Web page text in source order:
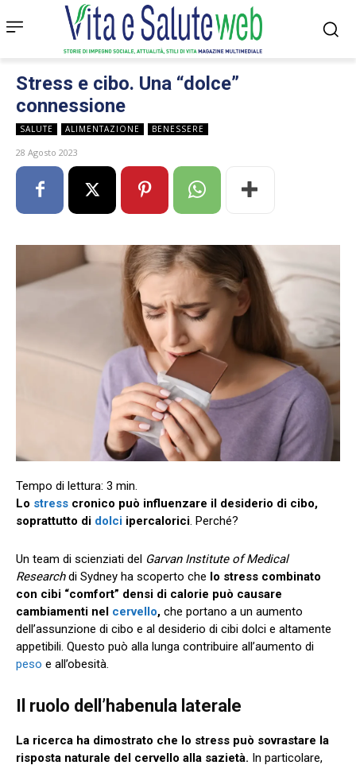
Stress e cibo. Una “dolce”
connessione
SALUTE ALIMENTAZIONE BENESSERE
28 Agosto 2023
Lo stress cronico può influenzare il desiderio di cibo,
soprattutto di dolci ipercalorici. Perché?
Un team di scienziati del Garvan Institute of Medical
Researchdi Sydney ha scoperto che lo stress combinato
con cibi “comfort” densi di calorie può causare
cambiamenti nel cervello, che portano a un aumento
dell’assunzione di cibo e al desiderio di cibi dolci e altamente
appetibili. Questo può alla lunga contribuire all’aumento di
peso e all’obesità.
Il ruolo dell’habenula laterale
La ricerca ha dimostrato che lo stress può sovrastare la
risposta naturale del cervello alla sazietà. In particolare,